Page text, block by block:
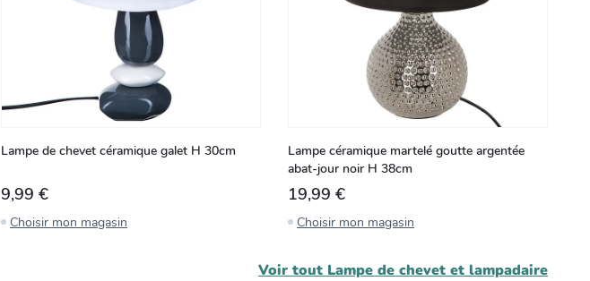
Lampe de chevet céramique galet H 30cm
9,99 €
Choisir mon magasin
Lampe céramique martelé goutte argentée
abat-jour noir H 38cm
19,99 €
Choisir mon magasin
Voir tout Lampe de chevet et lampadaire